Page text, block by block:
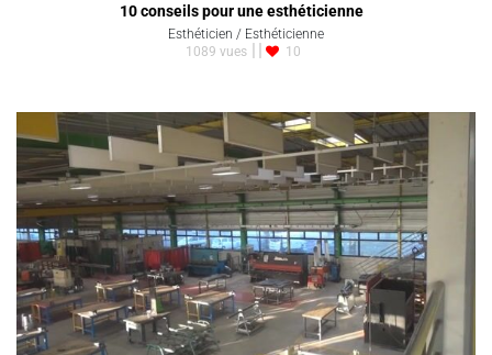
10 conseils pour une esthéticienne
Esthéticien / Esthéticienne
1089 vues
10